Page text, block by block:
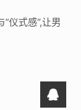
仪式感”,让男